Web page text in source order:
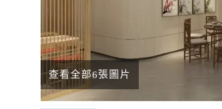
查看全部6張圖片